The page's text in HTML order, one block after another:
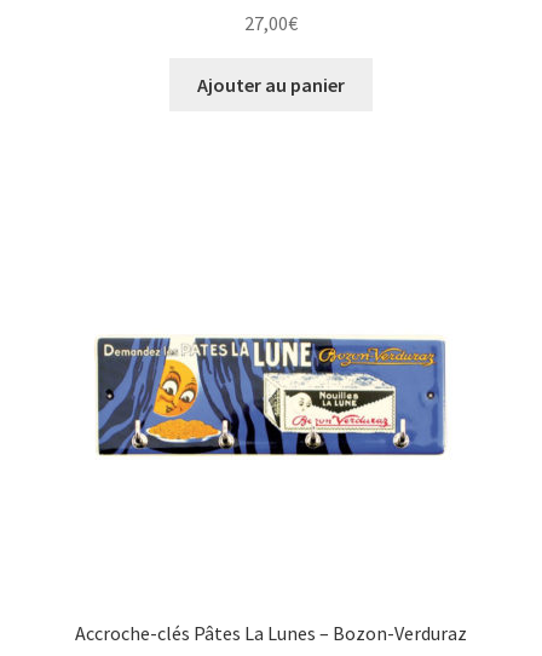
27,00€
Ajouter au panier
Accroche-clés Pâtes La Lunes – Bozon-Verduraz